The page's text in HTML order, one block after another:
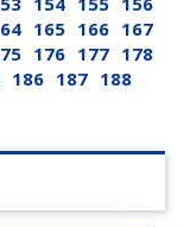
165 166 167
176 177 178
186 187 188